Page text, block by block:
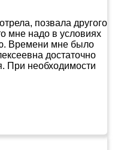
позвала другого
мне надо в условиях
Времени мне было
достаточно
При необходимости